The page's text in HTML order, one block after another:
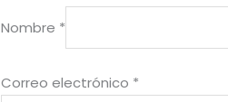
Nombre *
Correo electrónico *